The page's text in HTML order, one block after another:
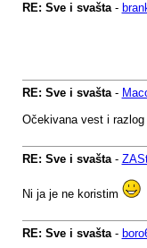
RE: Sve i svašta-
RE: Sve i svašta-
Očekivana vest i
RE: Sve i svašta-
Ni ja je ne koristim
RE: Sve i svašta-